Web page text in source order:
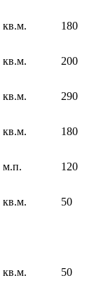
кв.м. 180
кв.м. 200
кв.м. 290
кв.м. 180
м.п. 120
кв.м. 50
кв.м. 50